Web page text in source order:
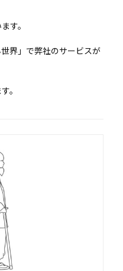
す。
界」で弊社のサービスが
。